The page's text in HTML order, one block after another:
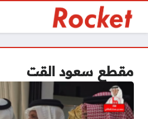
مقطع سعود القت